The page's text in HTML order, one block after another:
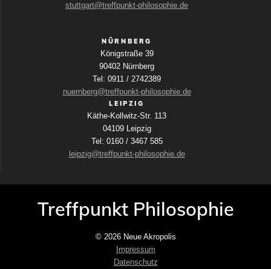
stuttgart@treffpunkt-philosophie.de
NÜRNBERG
Königstraße 39
90402 Nürnberg
Tel: 0911 / 2742389
nuernberg@treffpunkt-philosophie.de
LEIPZIG
Käthe-Kollwitz-Str. 113
04109 Leipzig
Tel: 0160 / 3467 585
leipzig@treffpunkt-philosophie.de
Treffpunkt Philosophie
© 2026 Neue Akropolis
Impressum
Datenschutz